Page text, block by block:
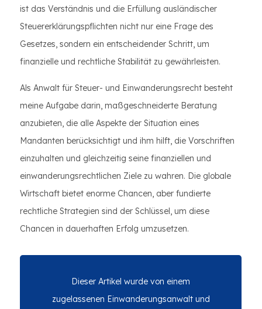
ist das Verständnis und die Erfüllung ausländischer
Steuererklärungspflichten nicht nur eine Frage des
Gesetzes, sondern ein entscheidender Schritt, um
finanzielle und rechtliche Stabilität zu gewährleisten.
Als Anwalt für Steuer- und Einwanderungsrecht besteht
meine Aufgabe darin, maßgeschneiderte Beratung
anzubieten, die alle Aspekte der Situation eines
Mandanten berücksichtigt und ihm hilft, die Vorschriften
einzuhalten und gleichzeitig seine finanziellen und
einwanderungsrechtlichen Ziele zu wahren. Die globale
Wirtschaft bietet enorme Chancen, aber fundierte
rechtliche Strategien sind der Schlüssel, um diese
Chancen in dauerhaften Erfolg umzusetzen.
Dieser Artikel wurde von einem
zugelassenen Einwanderungsanwalt und